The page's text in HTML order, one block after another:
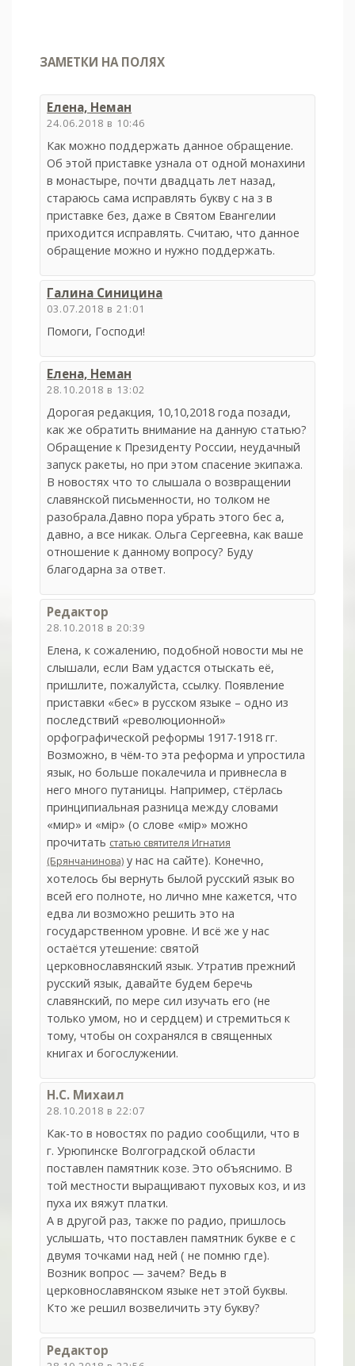
ЗАМЕТКИ НА ПОЛЯХ
Елена, Неман
24.06.2018 в 10:46
Как можно поддержать данное обращение.
Об этой приставке узнала от одной монахини
в монастыре, почти двадцать лет назад,
стараюсь сама исправлять букву с на з в
приставке без, даже в Святом Евангелии
приходится исправлять. Считаю, что данное
обращение можно и нужно поддержать.
Галина Синицина
03.07.2018 в 21:01
Помоги, Господи!
Елена, Неман
28.10.2018 в 13:02
Дорогая редакция, 10,10,2018 года позади,
как же обратить внимание на данную статью?
Обращение к Президенту России, неудачный
запуск ракеты, но при этом спасение экипажа.
В новостях что то слышала о возвращении
славянской письменности, но толком не
разобрала.Давно пора убрать этого бес а,
давно, а все никак. Ольга Сергеевна, как ваше
отношение к данному вопросу? Буду
благодарна за ответ.
Редактор
28.10.2018 в 20:39
Елена, к сожалению, подобной новости мы не
слышали, если Вам удастся отыскать её,
пришлите, пожалуйста, ссылку. Появление
приставки «бес» в русском языке – одно из
последствий «революционной»
орфографической реформы 1917-1918 гг.
Возможно, в чём-то эта реформа и упростила
язык, но больше покалечила и привнесла в
него много путаницы. Например, стёрлась
принципиальная разница между словами
«мир» и «мiр» (о слове «мiр» можно
прочитать статью святителя Игнатия
(Брянчанинова) у нас на сайте). Конечно,
хотелось бы вернуть былой русский язык во
всей его полноте, но лично мне кажется, что
едва ли возможно решить это на
государственном уровне. И всё же у нас
остаётся утешение: святой
церковнославянский язык. Утратив прежний
русский язык, давайте будем беречь
славянский, по мере сил изучать его (не
только умом, но и сердцем) и стремиться к
тому, чтобы он сохранялся в священных
книгах и богослужении.
Н.С. Михаил
28.10.2018 в 22:07
Как-то в новостях по радио сообщили, что в
г. Урюпинске Волгоградской области
поставлен памятник козе. Это объяснимо. В
той местности выращивают пуховых коз, и из
пуха их вяжут платки.
А в другой раз, также по радио, пришлось
услышать, что поставлен памятник букве е с
двумя точками над ней ( не помню где).
Возник вопрос — зачем? Ведь в
церковнославянском языке нет этой буквы.
Кто же решил возвеличить эту букву?
Редактор